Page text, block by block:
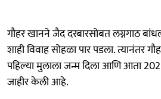
गौहर खानने जैद दरबारसोबत लग्नगाठ
शाही विवाह सोहळा पार पडला. त्यानंतर
पहिल्या मुलाला जन्म दिला आणि आता 2025
जाहीर केली आहे.